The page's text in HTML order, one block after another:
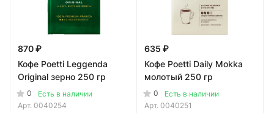
870 ₽
Кофе Poetti Leggenda
Original зерно 250 гр
0
Есть в наличии
Арт. 0040254
635 ₽
Кофе Poetti Daily Mokka
молотый 250 гр
0
Есть в наличии
Арт. 0040251